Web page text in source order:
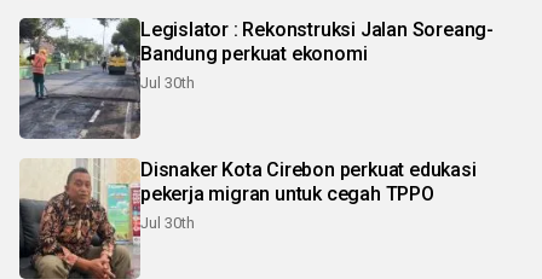
Legislator : Rekonstruksi Jalan Soreang-
Bandung perkuat ekonomi
Jul 30th
Disnaker Kota Cirebon perkuat edukasi
pekerja migran untuk cegah TPPO
Jul 30th